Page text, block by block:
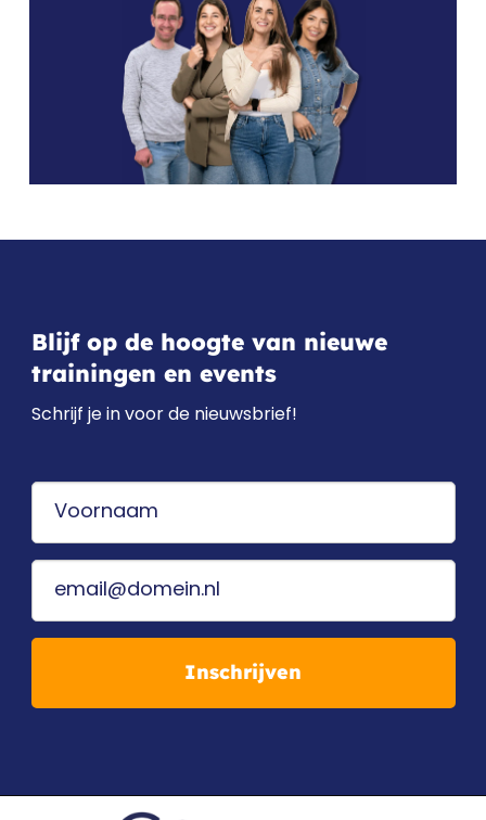
Blijf op de hoogte van nieuwe
trainingen en events
Schrijf je in voor de nieuwsbrief!
Inschrijven